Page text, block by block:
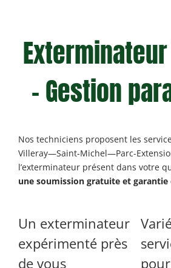
– Gestion
Nos techniciens proposent les
Villeray—Saint-Michel—Parc-
l’exterminateur présent dans votre
une soumission gratuite et garantie
Un exterminateur
expérimenté près
de vous